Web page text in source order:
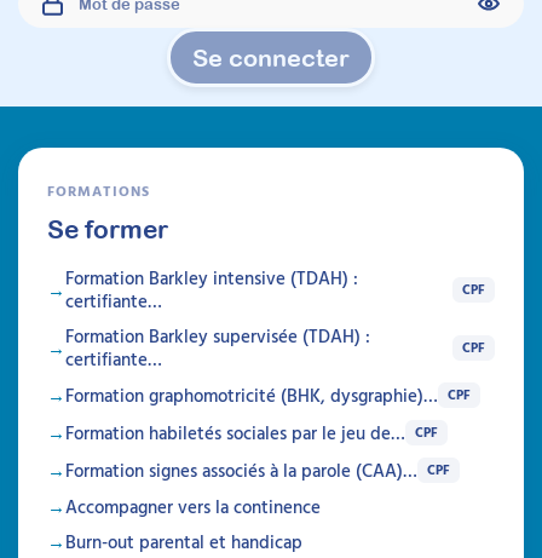
Se connecter
FORMATIONS
Se former
Formation Barkley intensive (TDAH) :
certifiante…
CPF
Formation Barkley supervisée (TDAH) :
certifiante…
CPF
Formation graphomotricité (BHK, dysgraphie)… CPF
Formation habiletés sociales par le jeu de… CPF
Formation signes associés à la parole (CAA)… CPF
Accompagner vers la continence
Burn-out parental et handicap